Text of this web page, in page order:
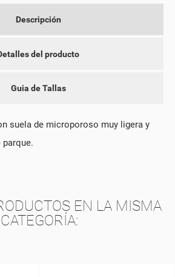
Descripción
del producto
Guia de Tallas
suela de microporoso muy ligera y
parque.
EN LA MISMA
CATEGORÍA: